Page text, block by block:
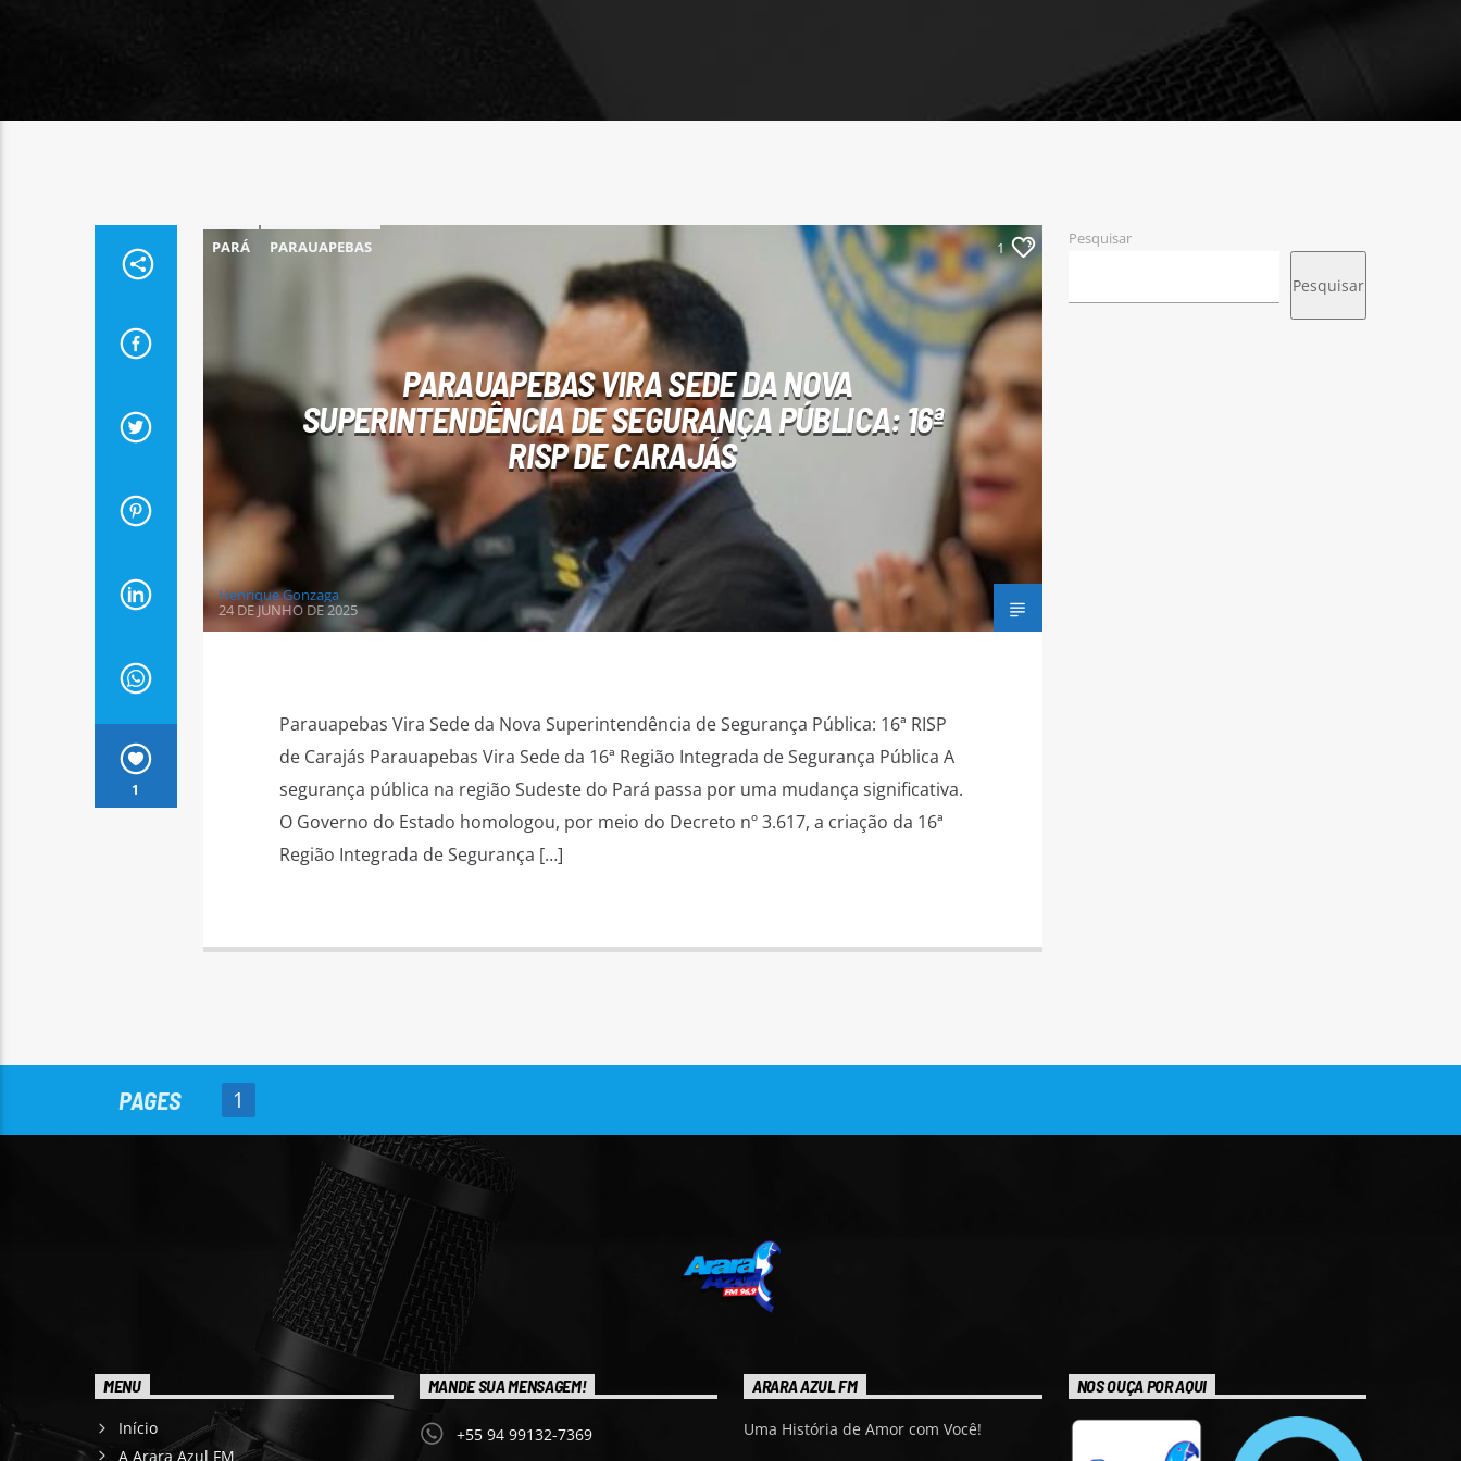
1
PARÁ PARAUAPEBAS 1
PARAUAPEBAS VIRA SEDE DA NOVA
SUPERINTENDÊNCIA DE SEGURANÇA PÚBLICA: 16ª
RISP DE CARAJÁS
Henrique Gonzaga
24 DE JUNHO DE 2025
Parauapebas Vira Sede da Nova Superintendência de Segurança Pública: 16ª RISP
de Carajás Parauapebas Vira Sede da 16ª Região Integrada de Segurança Pública A
segurança pública na região Sudeste do Pará passa por uma mudança significativa.
O Governo do Estado homologou, por meio do Decreto nº 3.617, a criação da 16ª
Região Integrada de Segurança […]
Pesquisar
Pesquisar
PAGES 1
MENU
Início
A Arara Azul FM
MANDE SUA MENSAGEM!
+55 94 99132-7369
ARARA AZUL FM
Uma História de Amor com Você!
NOS OUÇA POR AQUI